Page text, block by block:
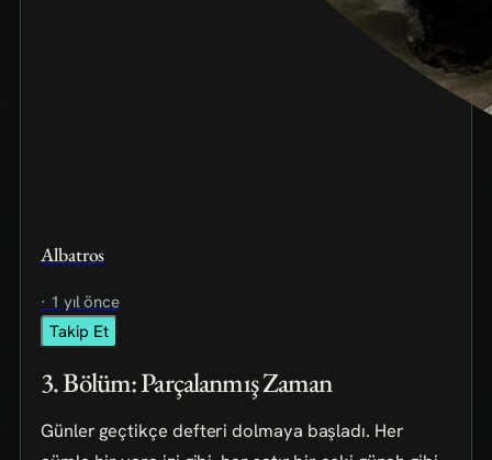
Albatros
· 1 yıl önce
Takip Et
3. Bölüm: Parçalanmış Zaman
Günler geçtikçe defteri dolmaya başladı. Her